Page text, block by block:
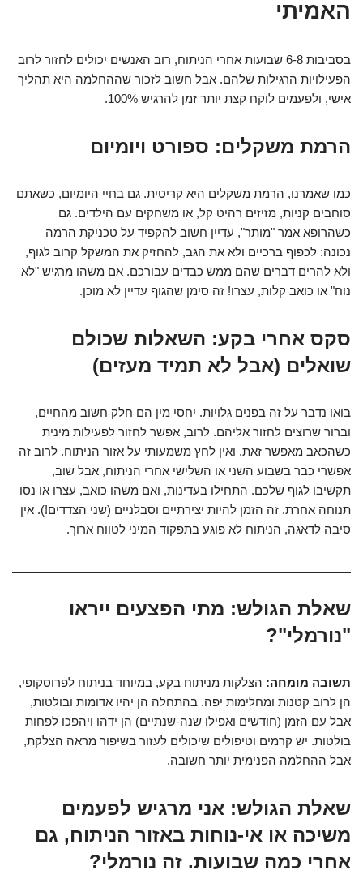
האמיתי
בסביבות 6-8 שבועות אחרי הניתוח, רוב האנשים יכולים לחזור לרוב
הפעילויות הרגילות שלהם. אבל חשוב לזכור שההחלמה היא תהליך
אישי, ולפעמים לוקח קצת יותר זמן להרגיש 100%.
הרמת משקלים: ספורט ויומיום
כמו שאמרנו, הרמת משקלים היא קריטית. גם בחיי היומיום, כשאתם
סוחבים קניות, מזיזים רהיט קל, או משחקים עם הילדים. גם
כשהרופא אמר "מותר", עדיין חשוב להקפיד על טכניקת הרמה
נכונה: לכפוף ברכיים ולא את הגב, להחזיק את המשקל קרוב לגוף,
ולא להרים דברים שהם ממש כבדים עבורכם. אם משהו מרגיש "לא
נוח" או כואב קלות, עצרו! זה סימן שהגוף עדיין לא מוכן.
סקס אחרי בקע: השאלות שכולם
שואלים (אבל לא תמיד מעזים)
בואו נדבר על זה בפנים גלויות. יחסי מין הם חלק חשוב מהחיים,
וברור שרוצים לחזור אליהם. לרוב, אפשר לחזור לפעילות מינית
כשהכאב מאפשר זאת, ואין לחץ משמעותי על אזור הניתוח. לרוב זה
אפשרי כבר בשבוע השני או השלישי אחרי הניתוח, אבל שוב,
תקשיבו לגוף שלכם. התחילו בעדינות, ואם משהו כואב, עצרו או נסו
תנוחה אחרת. זה הזמן להיות יצירתיים וסבלניים (שני הצדדים!). אין
סיבה לדאגה, הניתוח לא פוגע בתפקוד המיני לטווח ארוך.
שאלת הגולש: מתי הפצעים ייראו
"נורמלי"?
תשובה מומחה: הצלקות מניתוח בקע, במיוחד בניתוח לפרוסקופי,
הן לרוב קטנות ומחלימות יפה. בהתחלה הן יהיו אדומות ובולטות,
אבל עם הזמן (חודשים ואפילו שנה-שנתיים) הן ידהו ויהפכו לפחות
בולטות. יש קרמים וטיפולים שיכולים לעזור בשיפור מראה הצלקת,
אבל ההחלמה הפנימית יותר חשובה.
שאלת הגולש: אני מרגיש לפעמים
משיכה או אי-נוחות באזור הניתוח, גם
אחרי כמה שבועות. זה נורמלי?